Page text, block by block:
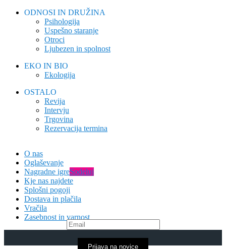
ODNOSI IN DRUŽINA
Psihologija
Uspešno staranje
Otroci
Ljubezen in spolnost
EKO IN BIO
Ekologija
OSTALO
Revija
Intervju
Trgovina
Rezervacija termina
O nas
Oglaševanje
Nagradne igreSodeluj
Kje nas najdete
Splošni pogoji
Dostava in plačila
Vračila
Zasebnost in varnost
Prijava na novice